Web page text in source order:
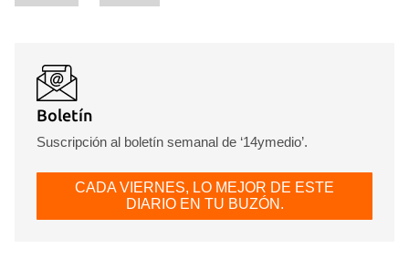
Boletín
Suscripción al boletín semanal de ‘14ymedio’.
CADA VIERNES, LO MEJOR DE ESTE
DIARIO EN TU BUZÓN.